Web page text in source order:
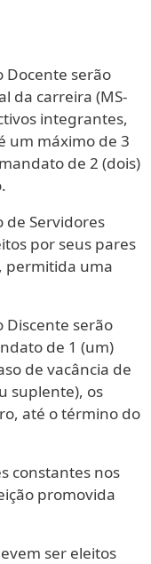
Docente serão
da carreira (MS-
integrantes,
um máximo de 3
de 2 (dois)
de Servidores
por seus pares
permitida uma
Discente serão
de 1 (um)
de vacância de
suplente), os
até o término do
constantes nos
promovida
ser eleitos